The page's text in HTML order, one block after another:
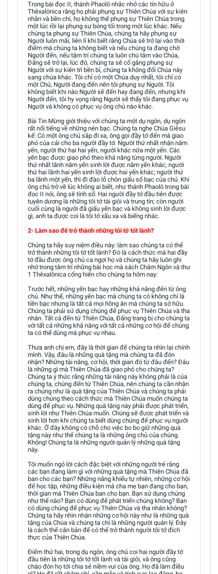
Trong bài đọc II, thánh Phaolô nhắc nhở các tín hữu ở
Thêxalônica rằng họ phải phụng sự Thiên Chúa với sự kiên
nhẫn và bền chí, họ không thể phụng sự Thiên Chúa trong
một lúc rồi lại phụng sự bóng tối trong một lúc khác. Nếu
chúng ta phụng sự Thiên Chúa, chúng ta hãy phụng sự
Người luôn mãi, liên lỉ khi biết rằng Chúa sẽ trở lại vào thời
điểm mà chúng ta không biết và nếu chúng ta đang chờ
Người đến, nếu tâm trí chúng ta luôn chú tâm vào Chúa,
Đấng sẽ trở lại, lúc đó, chúng ta sẽ cố gắng phụng sự
Người với sự kiên trì bền bỉ, chúng ta không đổi Chúa này
sang chúa khác. Tôi chỉ có một Chúa duy nhất, tôi chỉ có
một Chủ, Người đang đến nên tôi phụng sự Người. Tôi
không biết khi nào Người sẽ đến hay đang đến, nhưng khi
Người đến, tôi hy vọng rằng Người sẽ thấy tôi đang phục vụ
Người và không có phục vụ ông chủ nào khác.
Bài Tin Mừng giới thiệu với chúng ta một dụ ngôn, dụ ngôn
rất nổi tiếng về những nén bạc. Chúng ta nghe Chúa Giêsu
kể: Có một ông chủ sắp đi xa, ông gọi đầy tớ đến mà giao
phó của cải cho ba người đầy tớ. Người thứ nhất nhận năm
yến, người thứ hai hai yến, người khác nữa một yến. Các
yến bạc được giao phó theo khả năng từng người. Người
thứ nhất lãnh năm yến sinh lời được năm yến khác; người
thứ hai lãnh hai yến sinh lời được hai yến khác; người thứ
ba lãnh một yến, thì đi đào lỗ chôn giấu số bạc của chủ. Khi
ông chủ trở về lúc không ai biết, như thánh Phaolô trong bài
đọc II nói, ông sẽ tính sổ: Hai người đầy tớ đầu tiên được
tuyên dương là những tôi tớ tài giỏi và trung tín; còn người
cuối cùng là người đã giấu yến bạc và không sinh lời được
gì, anh ta được coi là tôi tớ xấu xa và biếng nhác.
2- Làm sao để trở thành những tôi tớ tốt lành?
Chúng ta hãy suy niệm điều này: làm sao chúng ta có thể
trở thành những tôi tớ tốt lành? Đó là cách thức mà hai đầy
tớ đầu được ông chủ ca ngợi họ và chúng ta hãy luôn ghi
nhớ trong tâm trí những bài học mà sách Châm Ngôn và thư
1 Thêxalônica cống hiến cho chúng ta hôm nay:
Trước hết, những yến bạc hay những khả năng đến từ ông
chủ. Như thế, những yến bạc mà chúng ta có không chỉ là
tiền bạc nhưng là tất cả mọi hồng ân mà chúng ta sở hữu.
Chúng ta phải sử dụng chúng để phục vụ Thiên Chúa và tha
nhân. Tất cả đến từ Thiên Chúa, Đấng trang bị cho chúng ta
với tất cả những khả năng với tất cả những cơ hội để chúng
ta có thể dùng mà phục vụ nhau.
Thưa anh chị em, đây là thời gian để chúng ta nhìn lại chính
mình. Vậy, đâu là những quà tặng mà chúng ta đã đón
nhận? Những tài năng, cơ hội, thời gian đó từ đâu đến? Đâu
là những gì mà Thiên Chúa đã giao phó cho chúng ta?
Chúng ta ý thức rằng những tài năng này không phải là của
chúng ta, chúng đến từ Thiên Chúa, nên chúng ta cần nhận
ra chúng như là quà tặng của Thiên Chúa và chúng ta phải
dùng chúng theo cách thức mà Thiên Chúa muốn chúng ta
dùng để phục vụ. Những quà tặng này phải được phát triển,
sinh lời như Thiên Chúa muốn. Chúng sẽ được phát triển và
sinh lời hơn khi chúng ta biết dùng chúng để phục vụ người
khác. Ở đây không có chỗ cho việc bo bo giữ những quà
tặng này như thể chúng ta là những ông chủ của chúng.
Không! Chúng ta là những người quản lý những quà tặng
này.
Tôi muốn ngỏ lời cách đặc biệt với những người trẻ rằng
các bạn đang làm gì với những quà tặng mà Thiên Chúa đã
ban cho các bạn? Những năng khiếu tự nhiên, những cơ hội
để học tập, những điều kiện mà cha mẹ bạn đang cho bạn,
thời gian mà Thiên Chúa ban cho bạn. Bạn sử dụng chúng
như thế nào? Bạn có dùng để phát triển chúng không? Bạn
có dùng chúng để phục vụ Thiên Chúa và tha nhân không?
Chúng ta hãy nhìn nhận những cơ hội này như là những quà
tặng của Chúa và chúng ta chỉ là những người quản lý. Đây
là cách thế căn bản để có thể trở thành người tôi tớ đích
thực của Thiên Chúa.
Điểm thứ hai, trong dụ ngôn, ông chủ coi hai người đầy tớ
đầu tiên là những tôi tớ tốt lành và tài giỏi, và ông cũng
chào đón họ tới chia sẻ niềm vui của ông. Họ đã làm điều